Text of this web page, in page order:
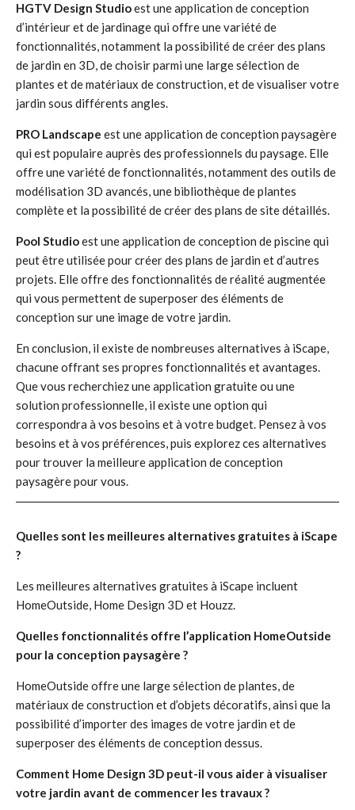
HGTV Design Studioest une application de conception
d’intérieur et de jardinage qui offre une variété de
fonctionnalités, notamment la possibilité de créer des plans
de jardin en 3D, de choisir parmi une large sélection de
plantes et de matériaux de construction, et de visualiser votre
jardin sous différents angles.
PRO Landscape est une application de conception paysagère
qui est populaire auprès des professionnels du paysage. Elle
offre une variété de fonctionnalités, notamment des outils de
modélisation 3D avancés, une bibliothèque de plantes
complète et la possibilité de créer des plans de site détaillés.
Pool Studioest une application de conception de piscine qui
peut être utilisée pour créer des plans de jardin et d’autres
projets. Elle offre des fonctionnalités de réalité augmentée
qui vous permettent de superposer des éléments de
conception sur une image de votre jardin.
En conclusion, il existe de nombreuses alternatives à iScape,
chacune offrant ses propres fonctionnalités et avantages.
Que vous recherchiez une application gratuite ou une
solution professionnelle, il existe une option qui
correspondra à vos besoins et à votre budget. Pensez à vos
besoins et à vos préférences, puis explorez ces alternatives
pour trouver la meilleure application de conception
paysagère pour vous.
Quelles sont les meilleures alternatives gratuites à iScape
?
Les meilleures alternatives gratuites à iScape incluent
HomeOutside, Home Design 3D et Houzz.
Quelles fonctionnalités offre l’application HomeOutside
pour la conception paysagère ?
HomeOutside offre une large sélection de plantes, de
matériaux de construction et d’objets décoratifs, ainsi que la
possibilité d’importer des images de votre jardin et de
superposer des éléments de conception dessus.
Comment Home Design 3D peut-il vous aider à visualiser
votre jardin avant de commencer les travaux ?